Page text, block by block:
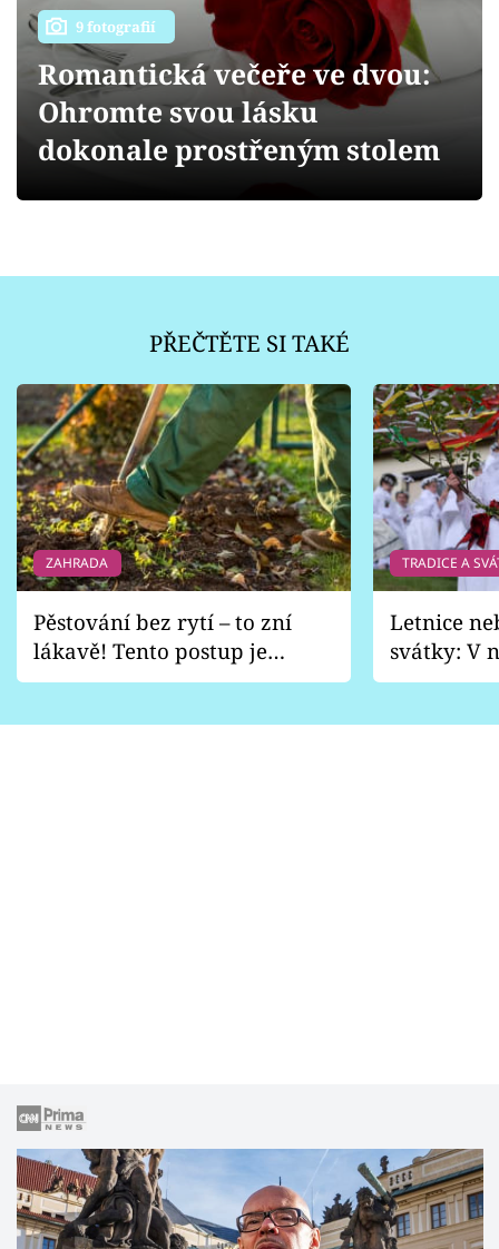
Přihlášení
Sledujte nás
9 fotografií
Romantická večeře ve dvou:
Ohromte svou lásku
dokonale prostřeným stolem
PŘEČTĚTE SI TAKÉ
ZAHRADA
Pěstování bez rytí – to zní
lákavě! Tento postup je
vhodný jen pro některé
TRADICE A
Letnice
svátky: V
pondělí